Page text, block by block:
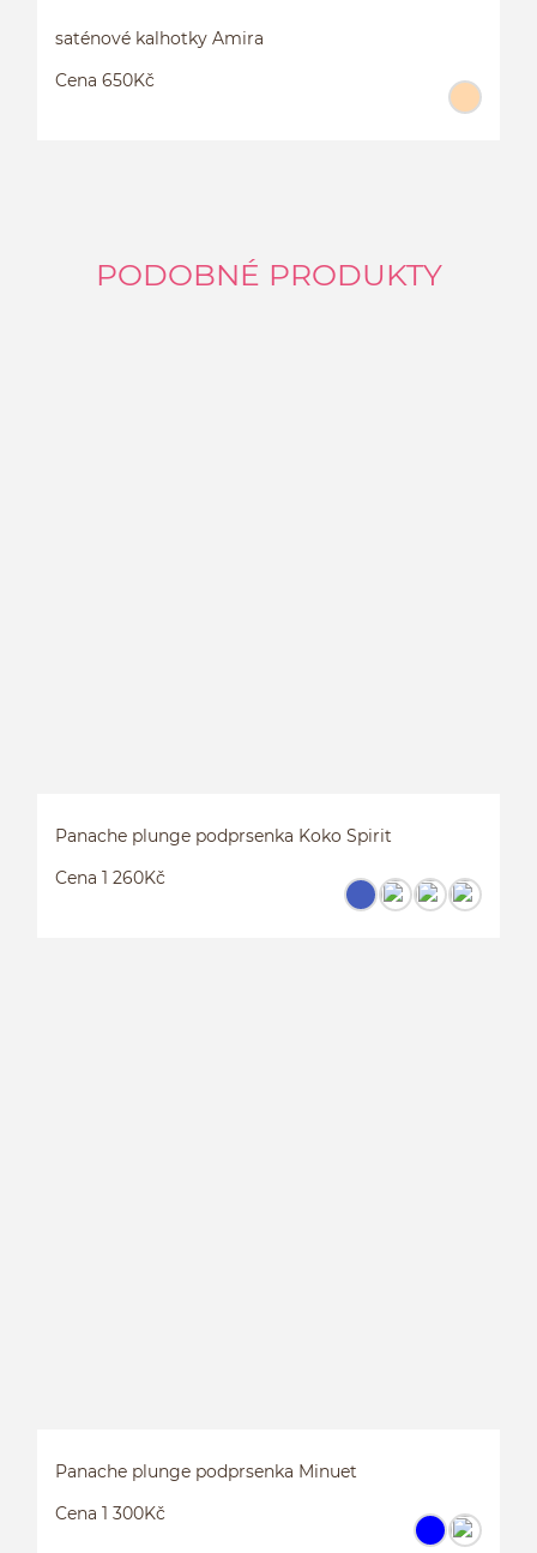
saténové kalhotky Amira
Cena 650Kč
PODOBNÉ PRODUKTY
Panache plunge podprsenka Koko Spirit
Cena 1 260Kč
Panache plunge podprsenka Minuet
Cena 1 300Kč